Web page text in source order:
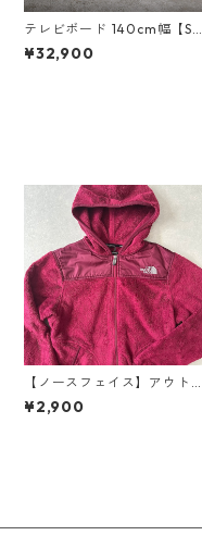
テレビボード 140cm幅【SH
-24-BR140】
¥32,900
【ノースフェイス】アウト
ドアジップフリースジャケ
ット S 古着 レディース
¥2,900